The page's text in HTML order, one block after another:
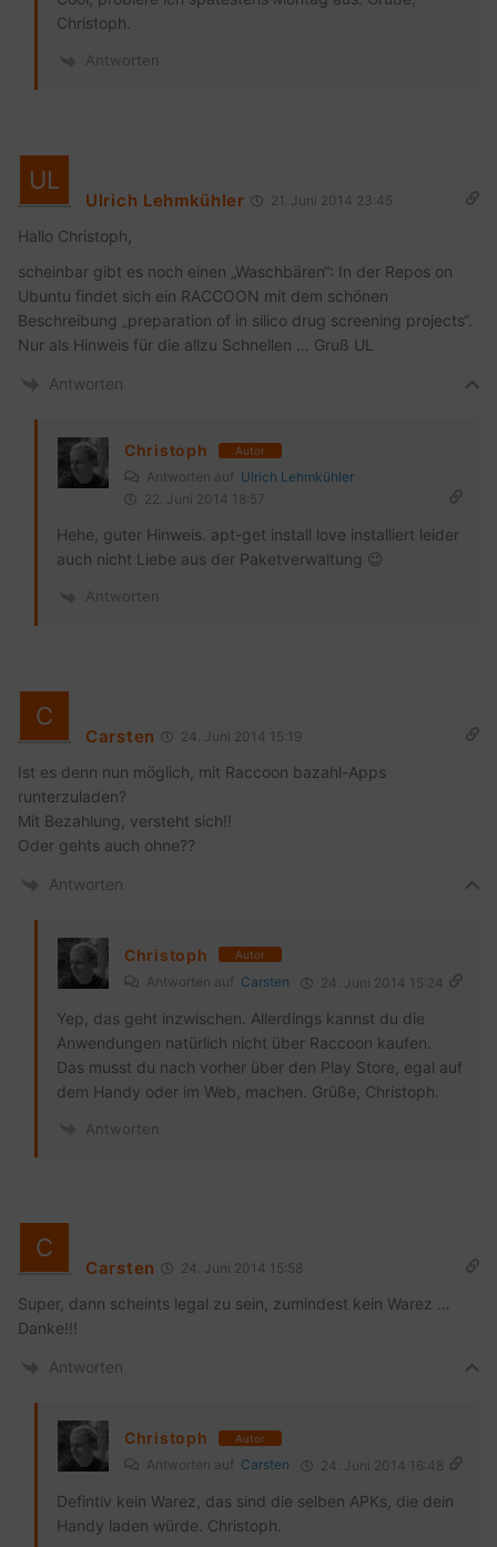
Christoph.
Antworten
Ulrich Lehmkühler 21. Juni 2014 23:45
Hallo Christoph,
scheinbar gibt es noch einen „Waschbären“: In der Repos on
Ubuntu findet sich ein RACCOON mit dem schönen
Beschreibung „preparation of in silico drug screening projects“.
Nur als Hinweis für die allzu Schnellen … Gruß UL
Antworten
Christoph Autor
Antworten auf Ulrich Lehmkühler
22. Juni 2014 18:57
Hehe, guter Hinweis. apt-get install love installiert leider
auch nicht Liebe aus der Paketverwaltung 😉
Antworten
Carsten 24. Juni 2014 15:19
Ist es denn nun möglich, mit Raccoon bazahl-Apps
runterzuladen?
Mit Bezahlung, versteht sich!!
Oder gehts auch ohne??
Antworten
Christoph Autor
Antworten auf Carsten 24. Juni 2014 15:24
Yep, das geht inzwischen. Allerdings kannst du die
Anwendungen natürlich nicht über Raccoon kaufen.
Das musst du nach vorher über den Play Store, egal auf
dem Handy oder im Web, machen. Grüße, Christoph.
Antworten
Carsten 24. Juni 2014 15:58
Super, dann scheints legal zu sein, zumindest kein Warez …
Danke!!!
Antworten
Christoph Autor
Antworten auf Carsten 24. Juni 2014 16:48
Defintiv kein Warez, das sind die selben APKs, die dein
Handy laden würde. Christoph.